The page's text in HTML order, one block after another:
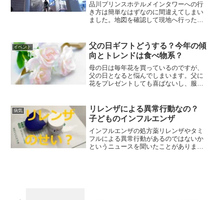
品川プリンスホテルメインタワーへの行
き方は簡単なはずなのに間違えてしまい
ました。地図を確認して現地へ行ったつ
覚えてしまえば簡単なのですが、最初は
どうやって行ったらよいの...
イベント
父の日ギフトどうする？今年の傾
向とトレンドは食べ物系？
母の日は毎年花を買っているのですが、
父の日となると悩んでしまいます。父に
花をプレゼントしても喜ばないし、服は
は大々的だけど、父の日ってひっそりと
したイメージがあります。そ...
病気
リレンザによる異常行動なの？
子どものインフルエンザ
インフルエンザの処方薬リレンザやタミ
フルによる異常行動があるのではないか
というニュースを聞いたことがありま